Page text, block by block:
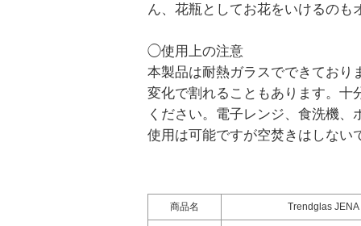
ん、花瓶としてお花をいけるのも
◯使用上の注意
本製品は耐熱ガラスでできており
変化で割れることもあります。十
ください。電子レンジ、食洗機、
使用は可能ですが空焚きはしない
商品名 Trendglas JENA